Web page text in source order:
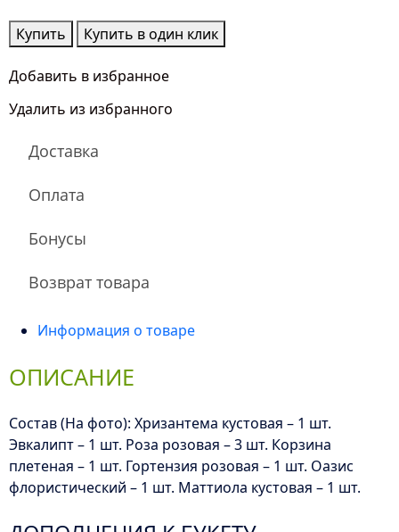
Количество
товара
Весенний
Купить Купить в один клик
Добавить в избранное
Удалить из избранного
Доставка
Оплата
Бонусы
Возврат товара
Информация о товаре
ОПИСАНИЕ
Состав (На фото): Хризантема кустовая – 1 шт.
Эвкалипт – 1 шт. Роза розовая – 3 шт. Корзина
плетеная – 1 шт. Гортензия розовая – 1 шт. Оазис
флористический – 1 шт. Маттиола кустовая – 1 шт.